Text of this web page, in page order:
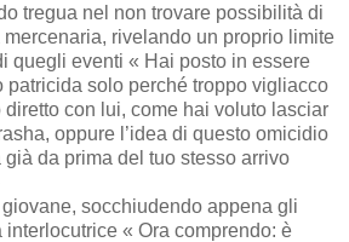
tregua nel non trovare possibilità di
rivelando un proprio limite
quegli eventi « Hai posto in essere
patricida solo perché troppo vigliacco
diretto con lui, come hai voluto lasciar
oppure l’idea di questo omicidio
da prima del tuo stesso arrivo
socchiudendo appena gli
« Ora comprendo: è